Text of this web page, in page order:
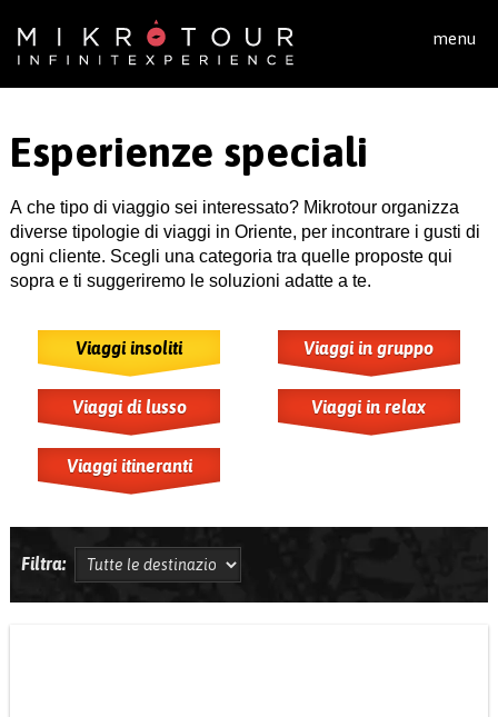
menu
Esperienze speciali
A che tipo di viaggio sei interessato? Mikrotour organizza
diverse tipologie di viaggi in Oriente, per incontrare i gusti di
ogni cliente. Scegli una categoria tra quelle proposte qui
sopra e ti suggeriremo le soluzioni adatte a te.
Viaggi insoliti Viaggi in gruppo
Viaggi di lusso Viaggi in relax
Viaggi itineranti
Filtra: